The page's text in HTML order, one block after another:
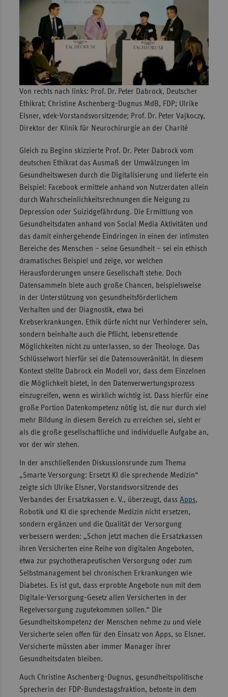
Von rechts nach links: Prof. Dr. Peter Dabrock, Deutscher
Ethikrat; Christine Aschenberg-Dugnus MdB, FDP; Ulrike
Elsner, vdek-Vorstandsvorsitzende; Prof. Dr. Peter Vajkoczy,
Direktor der Klinik für Neurochirurgie an der Charité
Gleich zu Beginn skizzierte Prof. Dr. Peter Dabrock vom
deutschen Ethikrat das Ausmaß der Umwälzungen im
Gesundheitswesen durch die Digitalisierung und lieferte ein
Beispiel: Facebook ermittele anhand von Nutzerdaten allein
durch Wahrscheinlichkeitsrechnungen die Neigung zu
Depression oder Suizidgefährdung. Die Ermittlung von
Gesundheitsdaten anhand von Social Media Aktivitäten und
das damit einhergehende Eindringen in einen der intimsten
Bereiche des Menschen – seine Gesundheit – sei ein ethisch
dramatisches Beispiel und zeige, vor welchen
Herausforderungen unsere Gesellschaft stehe. Doch
Datensammeln biete auch große Chancen, beispielsweise
in der Unterstützung von gesundheitsförderlichem
Verhalten und der Diagnostik, etwa bei
Krebserkrankungen. Ethik dürfe nicht nur Verhinderer sein,
sondern beinhalte auch die Pflicht, lebensrettende
Möglichkeiten nicht zu unterlassen, so der Theologe. Das
Schlüsselwort hierfür sei die Datensouveränität. In diesem
Kontext stellte Dabrock ein Modell vor, dass dem Einzelnen
die Möglichkeit bietet, in den Datenverwertungsprozess
einzugreifen, wenn es wirklich wichtig ist. Dass hierfür eine
große Portion Datenkompetenz nötig ist, die nur durch viel
mehr Bildung in diesem Bereich zu erreichen sei, sieht er
als die große gesellschaftliche und individuelle Aufgabe an,
vor der wir stehen.
In der anschließenden Diskussionsrunde zum Thema
„Smarte Versorgung: Ersetzt KI die sprechende Medizin“
zeigte sich Ulrike Elsner, Vorstandsvorsitzende des
Verbandes der Ersatzkassen e. V., überzeugt, dass Apps,
Robotik und KI die sprechende Medizin nicht ersetzen,
sondern ergänzen und die Qualität der Versorgung
verbessern werden: „Schon jetzt machen die Ersatzkassen
ihren Versicherten eine Reihe von digitalen Angeboten,
etwa zur psychotherapeutischen Versorgung oder zum
Selbstmanagement bei chronischen Erkrankungen wie
Diabetes. Es ist gut, dass erprobte Angebote nun mit dem
Digitale-Versorgung-Gesetz allen Versicherten in der
Regelversorgung zugutekommen sollen.“ Die
Gesundheitskompetenz der Menschen nehme zu und viele
Versicherte seien offen für den Einsatz von Apps, so Elsner.
Versicherte müssten aber immer Manager ihrer
Gesundheitsdaten bleiben.
Auch Christine Aschenberg-Dugnus, gesundheitspolitische
Sprecherin der FDP-Bundestagsfraktion, betonte in dem